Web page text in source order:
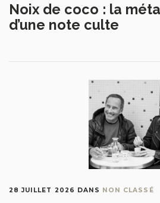
Noix de coco : la
d’une note culte
28 JUILLET 2026 DANS NON CLASSÉ